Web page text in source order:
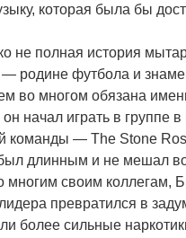
которая была бы
не полная история
родине футбола и
во многом обязана
начал играть в группе в
команды — The Stone
длинным и не мешал
многим своим коллегам,
превратился в
более сильные